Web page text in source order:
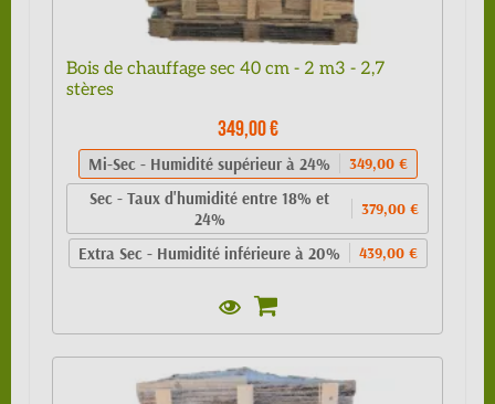
Bois de chauffage sec 40 cm - 2 m3 - 2,7
stères
349,00 €
Mi-Sec - Humidité supérieur à 24% 349,00 €
Sec - Taux d'humidité entre 18% et
24%
379,00 €
Extra Sec - Humidité inférieure à 20% 439,00 €